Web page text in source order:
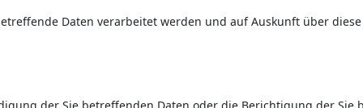
Daten verarbeitet werden und auf Auskunft über